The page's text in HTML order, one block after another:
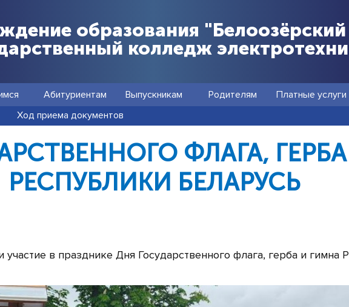
образования "Белоозёрский
колледж
Абитуриентам Выпускникам Родителям Платные услуги
Ход приема документов
ФЛАГА,
РЕСПУБЛИКИ БЕЛАРУСЬ
в празднике Дня Государственного флага, герба и гимна